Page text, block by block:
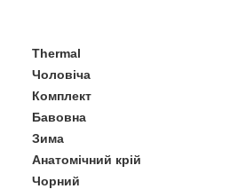
Thermal
Чоловіча
Комплект
Бавовна
Зима
Анатомічний крій
Чорний